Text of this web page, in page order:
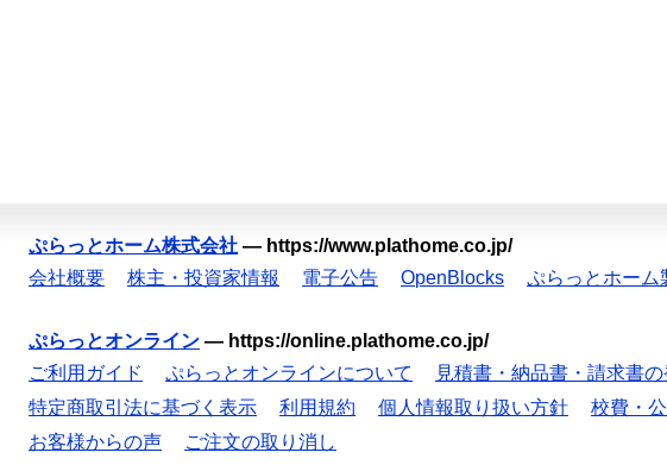
ぷらっとホーム株式会社 — https://www.plathome.co.jp/
会社概要
株主・投資家情報 電子公告 OpenBlocks ぷらっとホーム
ぷらっとオンライン — https://online.plathome.co.jp/
ご利用ガイド
ぷらっとオンラインについて 見積書・納品書・請求書
特定商取引法に基づく表示
利用規約 個人情報取り扱い方針 校費・
お客様からの声
ご注文の取り消し